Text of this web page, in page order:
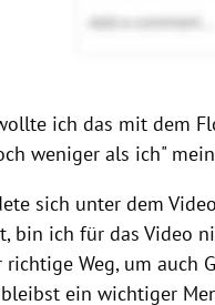
ich das mit dem
weniger als ich"
sich unter dem
bin ich für das Video
richtige Weg, um auch
ein wichtiger